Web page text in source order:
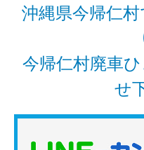
沖縄県今帰仁
今帰仁村廃車
せ